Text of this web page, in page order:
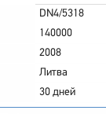
DN4/5318
140000
2008
Литва
30 дней